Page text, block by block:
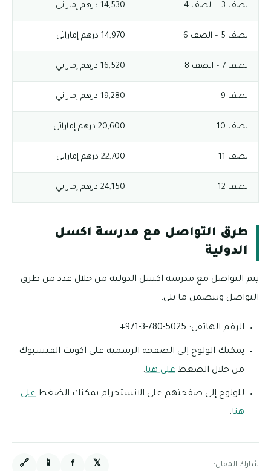
الصف 3 – الصف 4 14,530 درهم إماراتي
الصف 5 – الصف 6 14,970 درهم إماراتي
الصف 7 – الصف 8 16,520 درهم إماراتي
الصف 9 19,280 درهم إماراتي
الصف 10 20,600 درهم إماراتي
الصف 11 22,700 درهم إماراتي
الصف 12 24,150 درهم إماراتي
طرق التواصل مع مدرسة اكسل
الدولية
يتم التواصل مع مدرسة اكسل الدولية من خلال عدد من طرق
التواصل وتتضمن ما يلي:
الرقم الهاتفي: 5025-780-3-971+.
يمكنك الولوج إلى الصفحة الرسمية على اكونت الفيسبوك
من خلال الضغط علي هنا.
للولوج إلى صفحتهم على الانستجرام يمكنك الضغط على
هنا.
شارك المقال: 𝕏
f
📱
🔗